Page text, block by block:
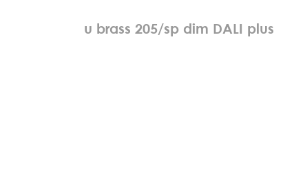
u brass 205/sp dim DAL I plus